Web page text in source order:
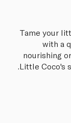
Tame your
with a
nourishing
Little Coco's